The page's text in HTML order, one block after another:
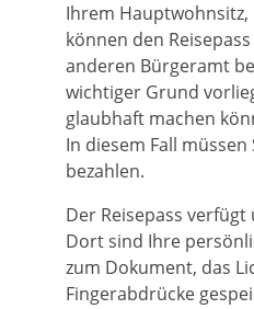
Ihrem Hauptwohnsitz,
können den
anderen Bürgeramt
wichtiger Grund
glaubhaft machen
In diesem Fall
bezahlen.
Der Reisepass verfügt
Dort sind Ihre
zum Dokument, das
Fingerabdrücke